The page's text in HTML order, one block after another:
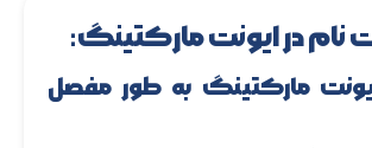
نام در ایونت مارکتینگ:
مارکتینگ به طور مفصل